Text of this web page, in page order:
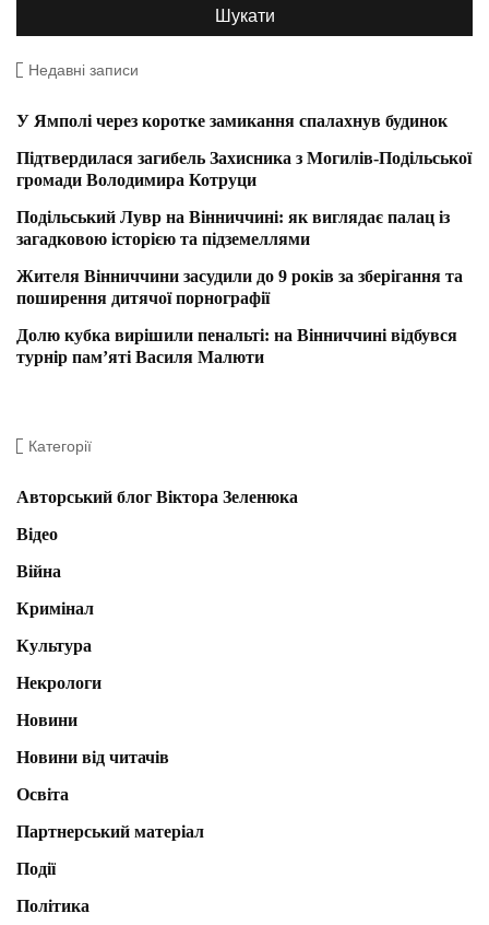
Недавні записи
У Ямполі через коротке замикання спалахнув будинок
Підтвердилася загибель Захисника з Могилів-Подільської
громади Володимира Котруци
Подільський Лувр на Вінниччині: як виглядає палац із
загадковою історією та підземеллями
Жителя Вінниччини засудили до 9 років за зберігання та
поширення дитячої порнографії
Долю кубка вирішили пенальті: на Вінниччині відбувся
турнір пам’яті Василя Малюти
Категорії
Авторський блог Віктора Зеленюка
Відео
Війна
Кримінал
Культура
Некрологи
Новини
Новини від читачів
Освіта
Партнерський матеріал
Події
Політика